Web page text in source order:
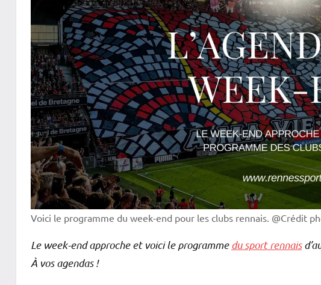
Voici le programme du week-end pour les clubs rennais. @Crédit
Le week-end approche et voici le programmedu sport rennais
À vos agendas !